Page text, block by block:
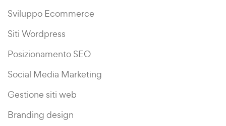
Sviluppo Ecommerce
Siti Wordpress
Posizionamento SEO
Social Media Marketing
Gestione siti web
Branding design